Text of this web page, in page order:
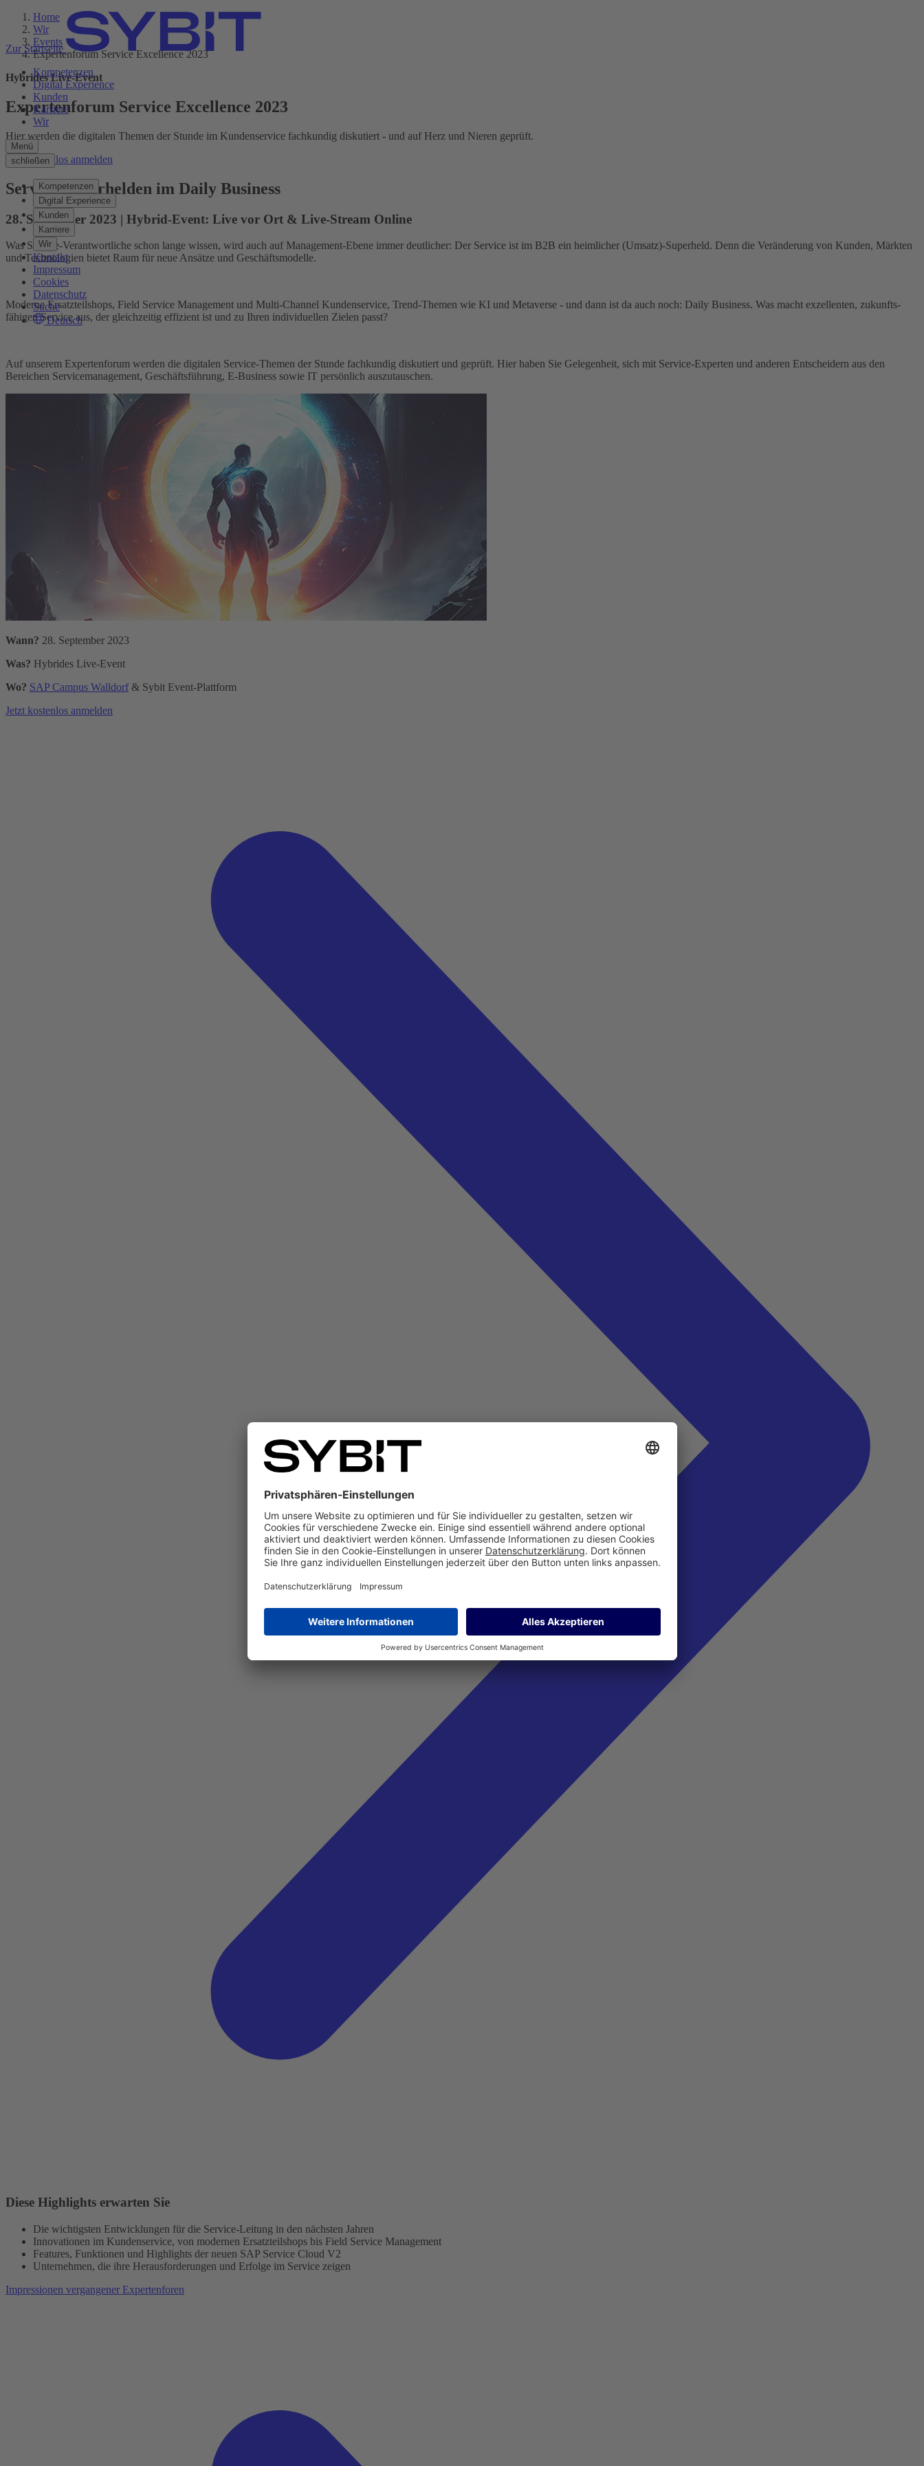
Zur Startseite
Kompetenzen
Digital Experience
Kunden
Karriere
Wir
Menü
schließen
Kompetenzen
Digital Experience
Kunden
Karriere
Wir
Kontakt
Impressum
Cookies
Datenschutz
Suche
Deutsch
Home
Wir
Events
Experten­forum Service Excellence 2023
Hybrides Live-Event
Experten­forum Service Excellence 2023
Hier werden die digitalen Themen der Stunde im Kunden­service fachkundig diskutiert - und auf Herz und Nieren geprüft.
Jetzt kostenlos anmelden
Service-Superhelden im Daily Business
28. September 2023 | Hybrid-Event: Live vor Ort & Live-Stream Online
Was Service-Verantwortliche schon lange wissen, wird auch auf Management-Ebene immer deutlicher: Der Service ist im B2B ein heimlicher (Umsatz)-Superheld. Denn die Veränderung von Kunden, Märkten
und Technologien bietet Raum für neue Ansätze und Geschäftsmodelle.
Moderne Ersatzteilshops, Field Service Management und Multi-Channel Kunden­service, Trend-Themen wie KI und Metaverse - und dann ist da auch noch: Daily Business. Was macht exzellenten, zukunfts­
fähigen Service aus, der gleichzeitig effizient ist und zu Ihren individuellen Zielen passt?
Auf unserem Experten­forum werden die digitalen Service-Themen der Stunde fachkundig diskutiert und geprüft. Hier haben Sie Gelegenheit, sich mit Service-Experten und anderen Entscheidern aus den
Bereichen Servicemanagement, Geschäftsführung, E-Business sowie IT persönlich auszutauschen.
Wann? 28. September 2023
Was? Hybrides Live-Event
Wo? SAP Campus Walldorf & Sybit Event-Plattform
Jetzt kostenlos anmelden
Diese Highlights erwarten Sie
Die wichtigsten Entwicklungen für die Service-Leitung in den nächsten Jahren
Innovationen im Kunden­service, von modernen Ersatzteilshops bis Field Service Management
Features, Funktionen und Highlights der neuen SAP Service Cloud V2
Unternehmen, die ihre Herausforderungen und Erfolge im Service zeigen
Impressionen vergangener Experten­foren